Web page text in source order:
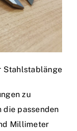
Stahlstablänge
zu
die passenden
Millimeter